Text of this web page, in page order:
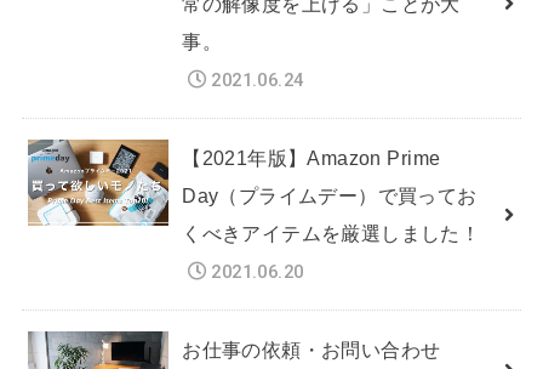
事。
2021.06.24
【2021年版】Amazon Prime
Day（プライムデー）で買ってお
くべきアイテムを厳選しました！
2021.06.20
お仕事の依頼・お問い合わせ